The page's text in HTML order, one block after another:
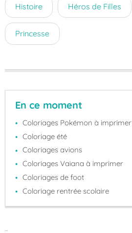
Histoire Héros de Filles
Princesse
En ce moment
Coloriages Pokémon à imprimer
Coloriage été
Coloriages avions
Coloriages Vaiana à imprimer
Coloriages de foot
Coloriage rentrée scolaire
...